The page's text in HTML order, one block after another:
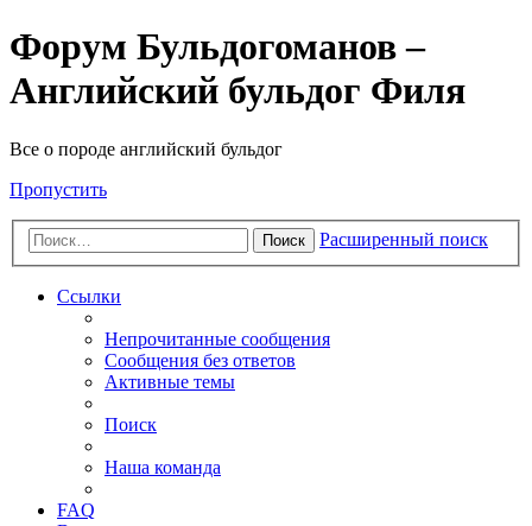
Форум Бульдогоманов –
Английский бульдог Филя
Все о породе английский бульдог
Пропустить
Поиск Расширенный поиск
Ссылки
Непрочитанные сообщения
Сообщения без ответов
Активные темы
Поиск
Наша команда
FAQ